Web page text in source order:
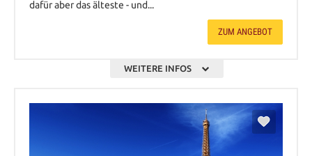
dafür aber das älteste - und...
ZUM ANGEBOT
WEITERE INFOS